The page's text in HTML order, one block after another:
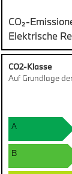
CO₂-
Elektrische
CO2-Klasse
Auf Grundlage
A
B